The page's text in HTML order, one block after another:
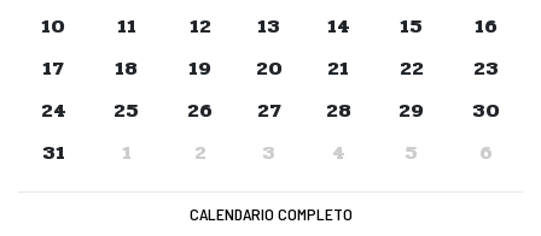
10
11 12 13 14 15
16
17
18 19 20 21 22
23
24
25 26 27 28 29
30
31
1 2 3 4 5 6
CALENDARIO COMPLETO